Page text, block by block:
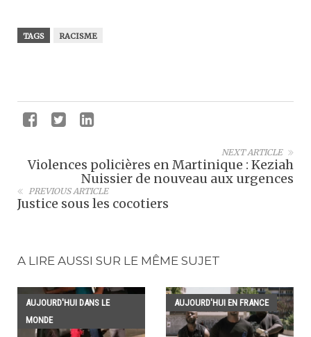
TAGS RACISME
NEXT ARTICLE
Violences policières en Martinique : Keziah
Nuissier de nouveau aux urgences
PREVIOUS ARTICLE
Justice sous les cocotiers
A LIRE AUSSI SUR LE MÊME SUJET
AUJOURD'HUI DANS LE
MONDE
AUJOURD'HUI EN FRANCE